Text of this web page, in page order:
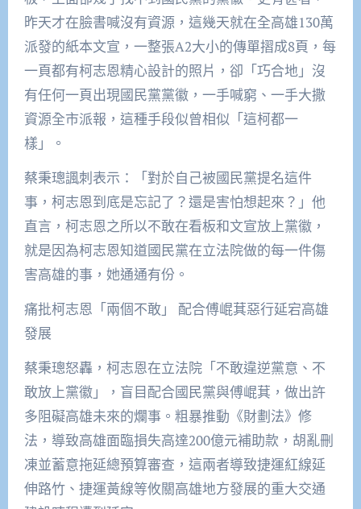
昨天才在臉書喊沒有資源，這幾天就在全高雄130萬
派發的紙本文宣，一整張A2大小的傳單摺成8頁，每
一頁都有柯志恩精心設計的照片，卻「巧合地」沒
有任何一頁出現國民黨黨徽，一手喊窮、一手大撒
資源全市派報，這種手段似曾相似「這柯都一
樣」。
蔡秉璁諷刺表示：「對於自己被國民黨提名這件
事，柯志恩到底是忘記了？還是害怕想起來？」他
直言，柯志恩之所以不敢在看板和文宣放上黨徽，
就是因為柯志恩知道國民黨在立法院做的每一件傷
害高雄的事，她通通有份。
痛批柯志恩「兩個不敢」 配合傅崐萁惡行延宕高雄
發展
蔡秉璁怒轟，柯志恩在立法院「不敢違逆黨意、不
敢放上黨徽」，盲目配合國民黨與傅崐萁，做出許
多阻礙高雄未來的爛事。粗暴推動《財劃法》修
法，導致高雄面臨損失高達200億元補助款，胡亂刪
凍並蓄意拖延總預算審查，這兩者導致捷運紅線延
伸路竹、捷運黃線等攸關高雄地方發展的重大交通